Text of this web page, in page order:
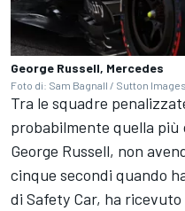
George Russell, Mercedes
Foto di: Sam Bagnall / Sutton
Tra le squadre
probabilmente quella
George Russell, non
cinque secondi quando
di Safety Car, ha